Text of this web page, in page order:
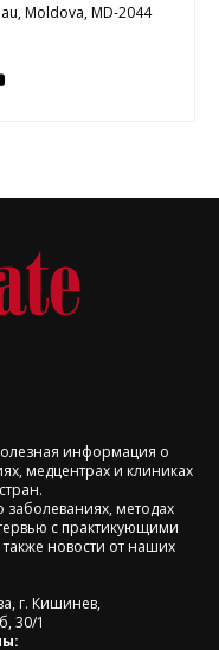
Moldova, MD-2044
информация о
медцентрах и клиниках
заболеваниях, методах
с практикующими
новости от наших
г. Кишинев,
30/1